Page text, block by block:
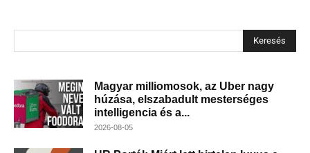
Keresés
Magyar milliomosok, az Uber nagy
húzása, elszabadult mesterséges
intelligencia és a...
2026-08-05